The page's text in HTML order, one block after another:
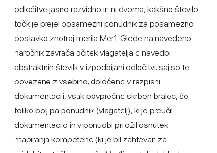
odločitve jasno razvidno in ni dvoma, kakšno število
točk je prejel posamezni ponudnik za posamezno
postavko znotraj merila Mer1. Glede na navedeno
naročnik zavrača očitek vlagatelja o navedbi
abstraktnih številk v izpodbijani odločitvi, saj so te
povezane z vsebino, določeno v razpisni
dokumentaciji, vsak povprečno skrben bralec, še
toliko bolj pa ponudnik (vlagatelj), ki je preučil
dokumentacijo in v ponudbi priložil osnutek
mapiranja kompetenc (ki je bil zahtevan za